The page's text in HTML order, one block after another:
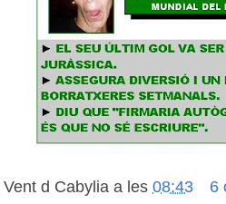
Vent d Cabylia a les 08:43 6